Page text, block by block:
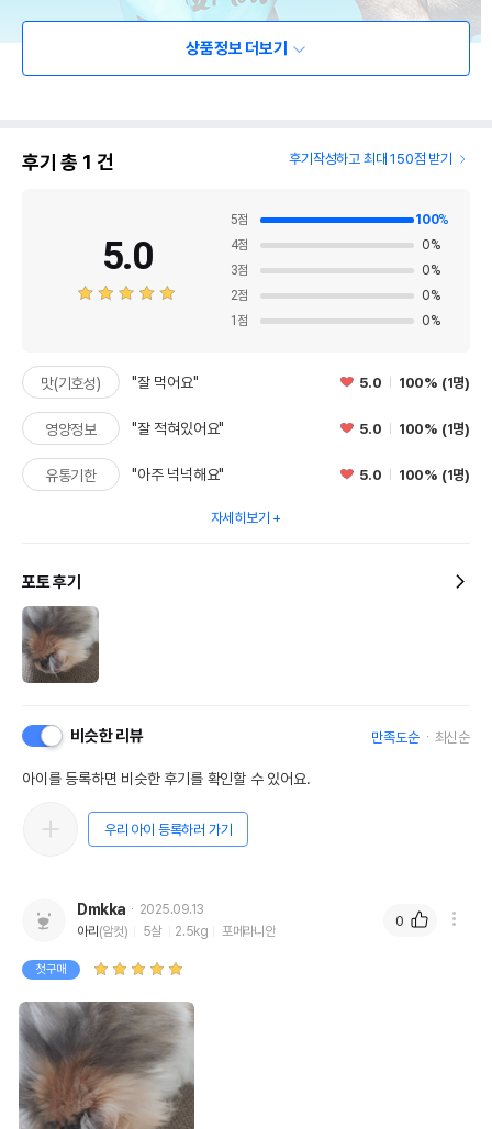
상품정보 더보기
후기 총 1 건 후기작성하고 최대 150점 받기
5.0
5점 100%
4점 0%
3점 0%
2점 0%
1 점 0%
맛(기호성) "잘 먹어요" 5.0 100% (1명)
영양정보 "잘 적혀있어요" 5.0 100% (1명)
유통기한 "아주 넉넉해요" 5.0 100% (1명)
자세히보기
포토 후기
비슷한 리뷰 만족도순 최신순
아이를 등록하면 비슷한 후기를 확인할 수 있어요.
우리 아이 등록하러 가기
Dmkka
2025.09.13
아리 (암컷) 5살 2.5kg 포메라니안
첫구매
0